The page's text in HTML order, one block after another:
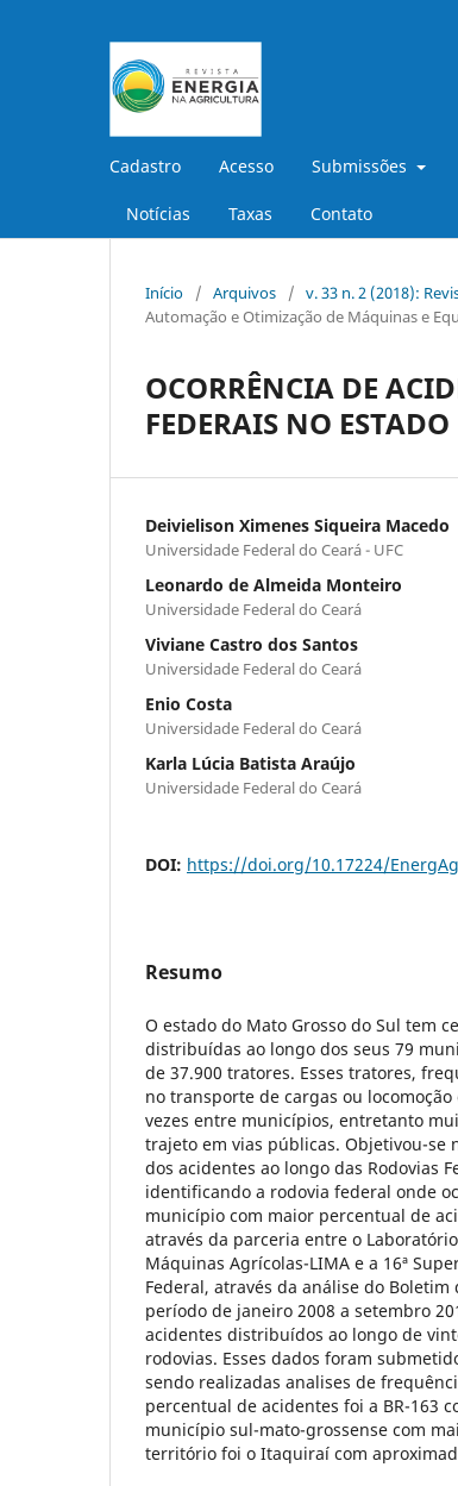
Cadastro Acesso Submissões
Notícias Taxas Contato
Início / Arquivos / v. 33 n. 2 (2018):
Automação e Otimização de Máquinas e
OCORRÊNCIA DE
FEDERAIS NO
Deivielison Ximenes Siqueira Macedo
Universidade Federal do Ceará - UFC
Leonardo de Almeida Monteiro
Universidade Federal do Ceará
Viviane Castro dos Santos
Universidade Federal do Ceará
Enio Costa
Universidade Federal do Ceará
Karla Lúcia Batista Araújo
Universidade Federal do Ceará
DOI: https://doi.org/10.17224/
Resumo
O estado do Mato Grosso do Sul tem
distribuídas ao longo dos seus 79
de 37.900 tratores. Esses tratores,
no transporte de cargas ou
vezes entre municípios, entretanto
trajeto em vias públicas. Objetivou-
dos acidentes ao longo das Rodovias
identificando a rodovia federal onde
município com maior percentual de
através da parceria entre o
Máquinas Agrícolas-LIMA e a 16ª
Federal, através da análise do
período de janeiro 2008 a setembro
acidentes distribuídos ao longo de
rodovias. Esses dados foram
sendo realizadas analises de
percentual de acidentes foi a BR-163
município sul-mato-grossense com
território foi o Itaquiraí com